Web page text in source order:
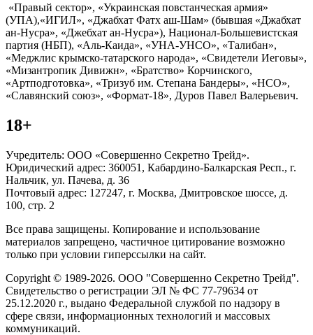
«Правый сектор», «Украинская повстанческая армия»
(УПА),«ИГИЛ», «Джабхат Фатх аш-Шам» (бывшая «Джабхат
ан-Нусра», «Джебхат ан-Нусра»), Национал-Большевистская
партия (НБП), «Аль-Каида», «УНА-УНСО», «Талибан»,
«Меджлис крымско-татарского народа», «Свидетели Иеговы»,
«Мизантропик Дивижн», «Братство» Корчинского,
«Артподготовка», «Тризуб им. Степана Бандеры», «НСО»,
«Славянский союз», «Формат-18», Дуров Павел Валерьевич.
18+
Учредитель: ООО «Совершенно Секретно Трейд».
Юридический адрес: 360051, Кабардино-Балкарская Респ., г.
Нальчик, ул. Пачева, д. 36
Почтовый адрес: 127247, г. Москва, Дмитровское шоссе, д.
100, стр. 2
Все права защищены. Копирование и использование
материалов запрещено, частичное цитирование возможно
только при условии гиперссылки на сайт.
Copyright © 1989-2026. ООО "Совершенно Секретно Трейд".
Свидетельство о регистрации ЭЛ № ФС 77-79634 от
25.12.2020 г., выдано Федеральной службой по надзору в
сфере связи, информационных технологий и массовых
коммуникаций.